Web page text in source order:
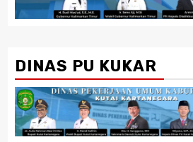
DINAS PU KUKAR